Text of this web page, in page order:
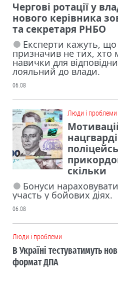
Чергові ротації у
нового керівника
та секретаря РНБО
Експерти кажуть,
призначив не тих, хто
навички для
лояльний до влади.
06.08
Люди і проблеми
скільки
Бонуси
участь у бойових діях.
06.08
Люди і проблеми
В Україні тестуватимуть
формат ДПА